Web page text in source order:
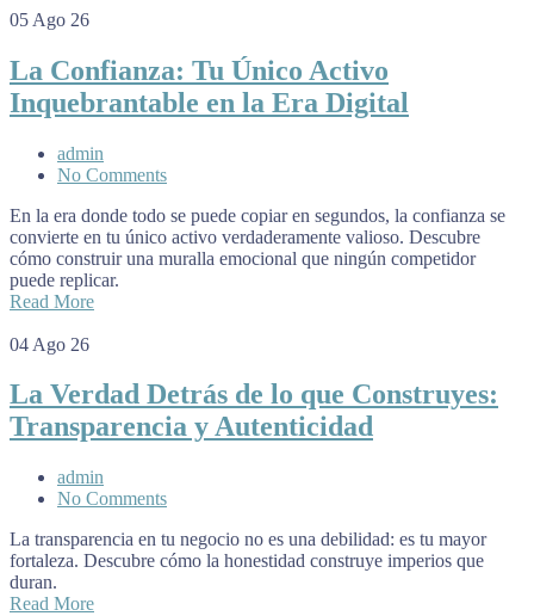
05 Ago 26
La Confianza: Tu Único Activo
Inquebrantable en la Era Digital
admin
No Comments
En la era donde todo se puede copiar en segundos, la confianza se
convierte en tu único activo verdaderamente valioso. Descubre
cómo construir una muralla emocional que ningún competidor
puede replicar.
Read More
04 Ago 26
La Verdad Detrás de lo que Construyes:
Transparencia y Autenticidad
admin
No Comments
La transparencia en tu negocio no es una debilidad: es tu mayor
fortaleza. Descubre cómo la honestidad construye imperios que
duran.
Read More